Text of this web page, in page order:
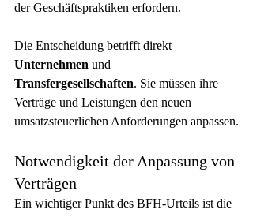
der Geschäftspraktiken erfordern.
Die Entscheidung betrifft direkt
Unternehmen und
Transfergesellschaften. Sie müssen ihre
Verträge und Leistungen den neuen
umsatzsteuerlichen Anforderungen anpassen.
Notwendigkeit der Anpassung von
Verträgen
Ein wichtiger Punkt des BFH-Urteils ist die